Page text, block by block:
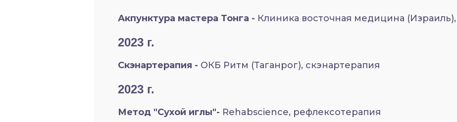
2023 г.
2023 г.
Акпунктура мастера Тонга - Клиника восточная медицина
Скэнартерапия - ОКБ Ритм (Таганрог), скэнартерапия
Метод "Сухой иглы"- Rehabscience, рефлексотерапия